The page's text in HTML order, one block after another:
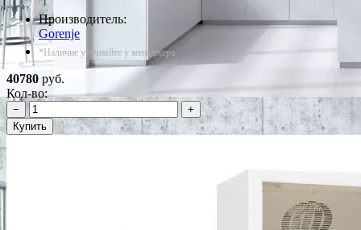
Производитель:
Gorenje
*Наличие уточняйте у менеджера
40780 руб.
Кол-во:
−
+
Купить